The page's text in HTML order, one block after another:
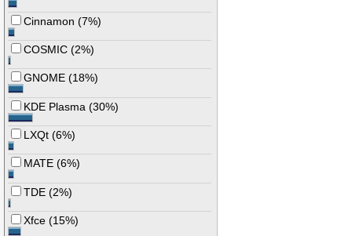
Cinnamon (7%)
COSMIC (2%)
GNOME (18%)
KDE Plasma (30%)
LXQt (6%)
MATE (6%)
TDE (2%)
Xfce (15%)